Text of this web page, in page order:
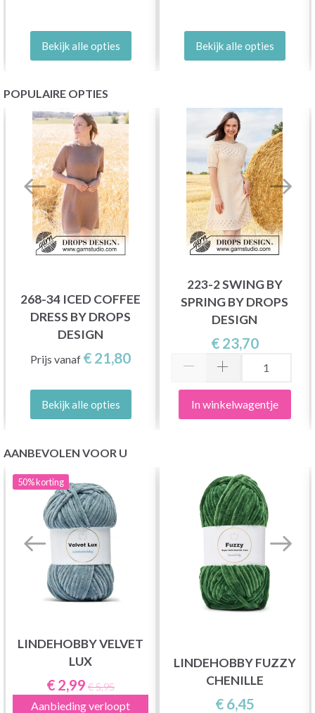
Bekijk alle opties Bekijk alle opties
POPULAIRE OPTIES
268-34 ICED COFFEE
DRESS BY DROPS
DESIGN
Prijs vanaf € 21,80
Bekijk alle opties
223-2 SWING BY
SPRING BY DROPS
DESIGN
€ 23,70
In winkelwagentje
AANBEVOLEN VOOR U
50%korting
LINDEHOBBY VELVET
LUX
€ 2,99 € 5,95
Aanbieding verloopt
LINDEHOBBY FUZZY
CHENILLE
€ 6,45